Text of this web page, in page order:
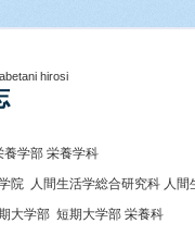
hirosi
学部 栄養学科
院 人間生活学総合研究科 人間
大学部 短期大学部 栄養科